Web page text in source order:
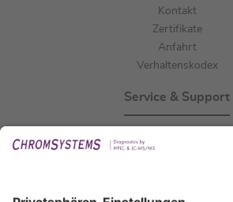
Kontakt
Zertifikate
Anfahrt
Verhaltenskodex
Service & Support